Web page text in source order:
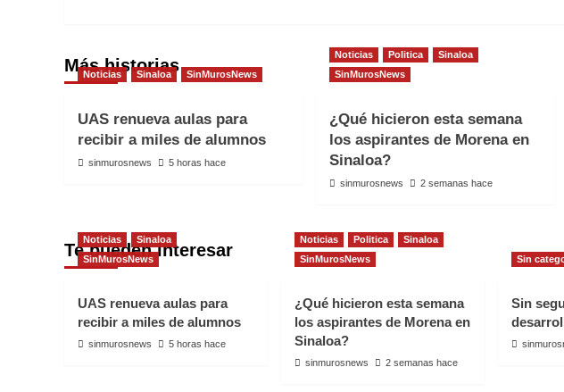
Más historias
Noticias Sinaloa SinMurosNews
UAS renueva aulas para
recibir a miles de alumnos
sinmurosnews 5 horas hace
Noticias Politica
Sinaloa
SinMurosNews
¿Qué hicieron esta semana
los aspirantes de Morena en
Sinaloa?
sinmurosnews 2 semanas hace
Te pueden interesar
Noticias
Sinaloa
SinMurosNews
UAS renueva aulas para
recibir a miles de alumnos
sinmurosnews 5 horas hace
Noticias Politica
Sinaloa
SinMurosNews
¿Qué hicieron esta semana
los aspirantes de Morena en
Sinaloa?
sinmurosnews 2 semanas hace
Sin
Sin